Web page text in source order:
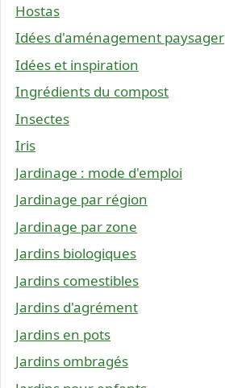
Hostas
Idées d'aménagement paysager
Idées et inspiration
Ingrédients du compost
Insectes
Iris
Jardinage : mode d'emploi
Jardinage par région
Jardinage par zone
Jardins biologiques
Jardins comestibles
Jardins d'agrément
Jardins en pots
Jardins ombragés